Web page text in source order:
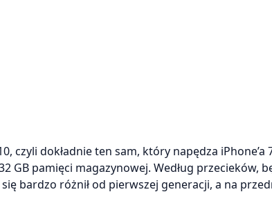
czyli dokładnie ten sam, który napędza iPhone’a
GB pamięci magazynowej. Według przecieków,
bardzo różnił od pierwszej generacji, a na